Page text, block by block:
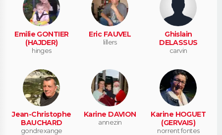
Emilie GONTIER
(HAJDER)
hinges
Eric FAUVEL
lillers
Ghislain
DELASSUS
carvin
Jean-Christophe
BAUCHARD
gondrexange
Karine DAVION
annezin
Karine HOGUET
(GERVAIS)
norrent fontes